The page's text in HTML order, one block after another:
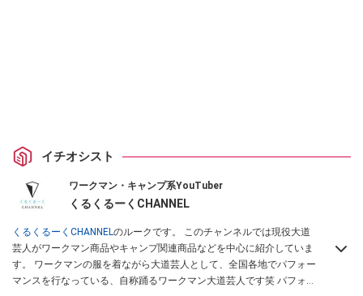
イチオシスト
ワークマン・キャンプ系YouTuber
くるくるーくCHANNEL
くるくるーくCHANNELのルークです。 このチャンネルでは現役大道
芸人がワークマン商品やキャンプ関連商品などを中心に紹介していま
す。 ワークマンの服を着ながら大道芸人として、全国各地でパフォー
マンスを行なっている、自称踊るワークマン大道芸人です笑 パフォー